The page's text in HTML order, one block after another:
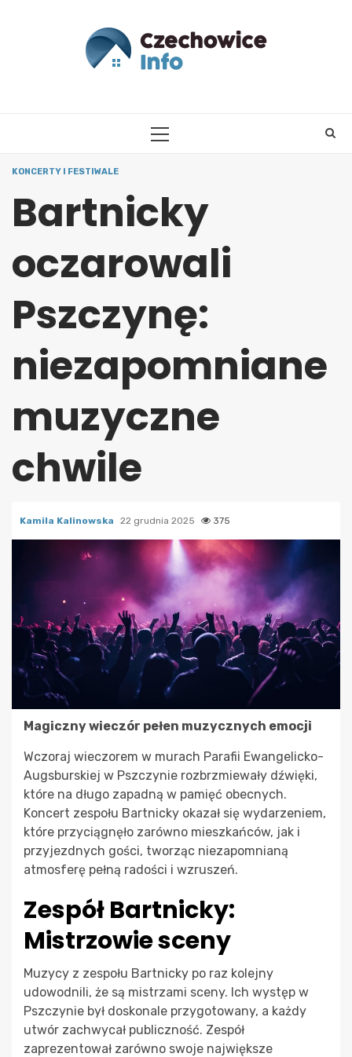
PRIMARY
KONCERTY I FESTIWALE
Bartnicky
oczarowali
Pszczynę:
niezapomniane
muzyczne
chwile
Kamila Kalinowska 22 grudnia 2025 375
Magiczny wieczór pełen muzycznych emocji
Wczoraj wieczorem w murach Parafii Ewangelicko-
Augsburskiej w Pszczynie rozbrzmiewały dźwięki,
które na długo zapadną w pamięć obecnych.
Koncert zespołu Bartnicky okazał się wydarzeniem,
które przyciągnęło zarówno mieszkańców, jak i
przyjezdnych gości, tworząc niezapomnianą
atmosferę pełną radości i wzruszeń.
Zespół Bartnicky:
Mistrzowie sceny
Muzycy z zespołu Bartnicky po raz kolejny
udowodnili, że są mistrzami sceny. Ich występ w
Pszczynie był doskonale przygotowany, a każdy
utwór zachwycał publiczność. Zespół
zaprezentował zarówno swoje największe